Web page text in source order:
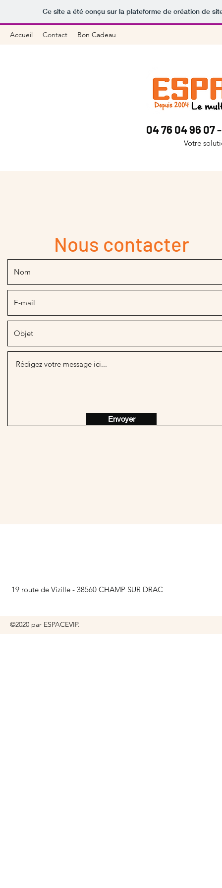
Ce site a été conçu sur la plateforme de création de
Accueil Contact Bon Cadeau
04 76 04 96 07
Votre
Nous contacter
Envoyer
19 route de Vizille - 38560 CHAMP SUR DRAC
©2020 par ESPACEVIP.